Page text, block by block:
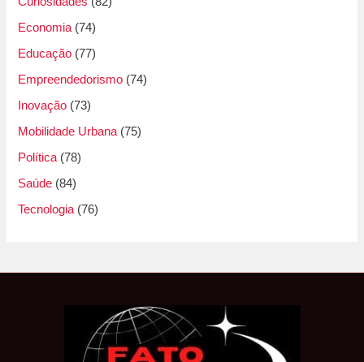
Economia (74)
Educação (77)
Empreendedorismo (74)
Inovação (73)
Mobilidade Urbana (75)
Política (78)
Saúde (84)
Tecnologia (76)